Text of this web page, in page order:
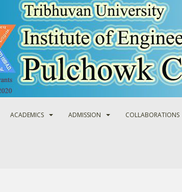
ACADEMICS ADMISSION COLLABORATIONS